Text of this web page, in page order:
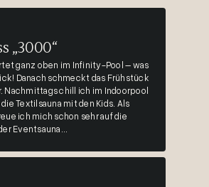
„3000“
ganz oben im Infinity-Pool – was
Danach schmeckt das Frühstück
Nachmittags chill ich im Indoorpool
Textilsauna mit den Kids. Als
ich mich schon sehr auf die
Eventsauna...